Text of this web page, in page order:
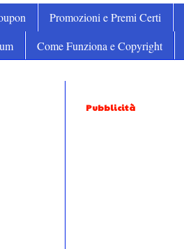
Promozioni e Premi Certi
Come Funziona e Copyright
Pubblicità